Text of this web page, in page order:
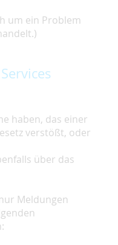
um ein Problem
haben, das einer
verstößt, oder
über das
Meldungen